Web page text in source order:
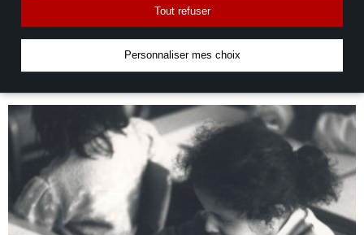
Tout refuser
Personnaliser mes choix